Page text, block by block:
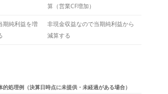
算（営業CF増加）
期純利益を増
非現金収益なので当期純利益から
減算する
的処理例（決算日時点に未提供・未経過がある場合）